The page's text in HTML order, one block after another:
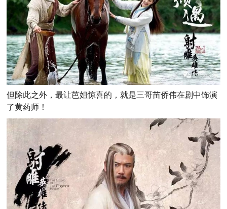
但除此之外，最让芭姐惊喜的，就是三哥苗侨伟在剧中饰演
了黄药师！